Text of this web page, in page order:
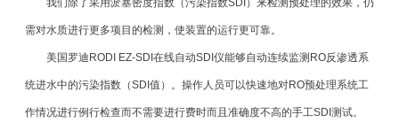
我们除了采用淤塞密度指数（污染指数SDI）来检测预处理的效果，仍
需对水质进行更多项目的检测，使装置的运行更可靠。
美国罗迪RODI EZ-SDI在线自动SDI仪能够自动连续监测RO反渗透系
统进水中的污染指数（SDI值）。操作人员可以快速地对RO预处理系统工
作情况进行例行检查而不需要进行费时而且准确度不高的手工SDI测试。